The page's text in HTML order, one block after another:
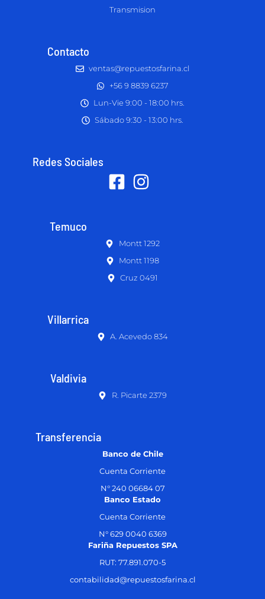
Transmision
Contacto
ventas@repuestosfarina.cl
+56 9 8839 6237
Lun-Vie 9:00 - 18:00 hrs.
Sábado 9:30 - 13:00 hrs.
Redes Sociales
Temuco
Montt 1292
Montt 1198
Cruz 0491
Villarrica
A. Acevedo 834
Valdivia
R. Picarte 2379
Transferencia
Banco de Chile
Cuenta Corriente
N° 240 06684 07
Banco Estado
Cuenta Corriente
N° 629 0040 6369
Fariña Repuestos SPA
RUT: 77.891.070-5
contabilidad@repuestosfarina.cl